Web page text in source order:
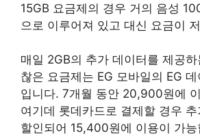
15GB 요금제의 경우 거의 음성
으로 이루어져 있고 대신 요금이
매일 2GB의 추가 데이터를 제공
찮은 요금제는 EG 모바일의 EG 데
입니다. 7개월 동안 20,900원에
여기데 롯데카드로 결제할 경우
할인되어 15,400원에 이용이 가능